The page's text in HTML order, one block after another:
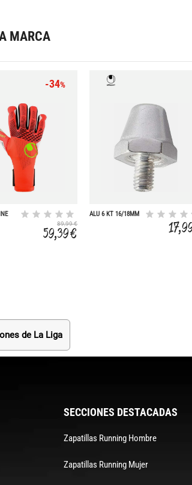
MARCA
-34%
89,99 €
59,39 €
ALU 6 KT 16/18MM
de La Liga
SECCIONES DESTACADAS
Zapatillas Running Hombre
Zapatillas Running Mujer